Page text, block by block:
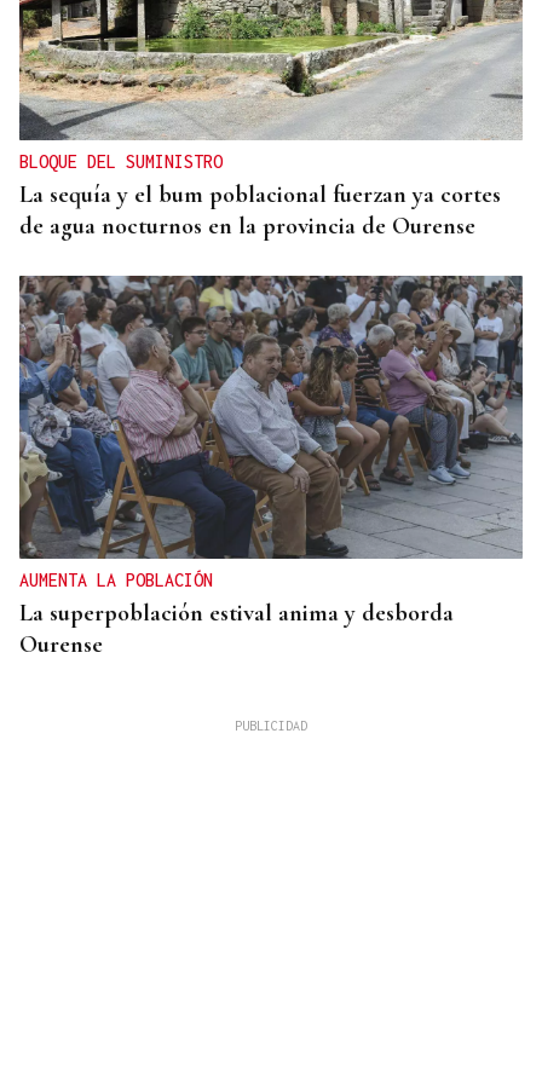
BLOQUE DEL SUMINISTRO
La sequía y el bum poblacional fuerzan ya cortes
de agua nocturnos en la provincia de Ourense
AUMENTA LA POBLACIÓN
La superpoblación estival anima y desborda
Ourense